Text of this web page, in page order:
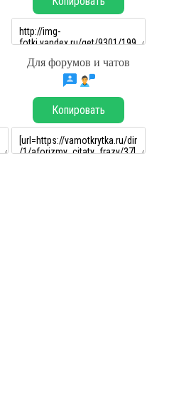
Для форумов и чатов
Копировать